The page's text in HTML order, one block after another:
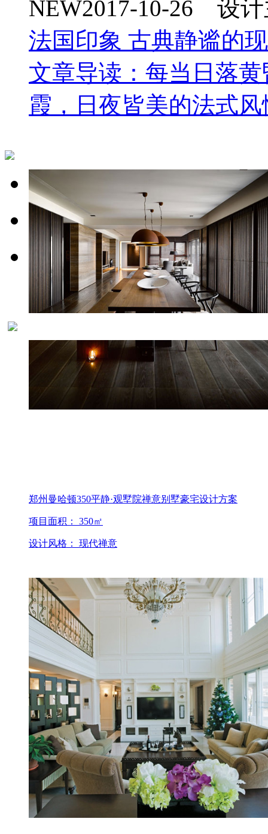
NEW2017-10-26 设
法国印象 古典静谧的
文章导读：每当日落
霞，日夜皆美的法式
郑州曼哈顿350平静·观墅院禅意别墅豪宅设计方案
项目面积： 350㎡
设计风格： 现代禅意